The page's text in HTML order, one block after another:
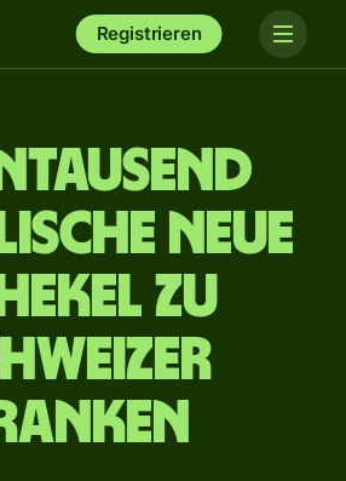
Registrieren
Neue
zu